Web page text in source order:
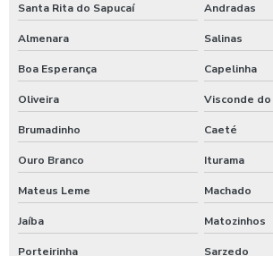
Posto de lavagem de caminhões
Preço de controlador de banho
Produto para higienização interna de veiculos
Produtos para lavagem de caminhões
Produtos para limpeza interna automotiva
Produtos quimico para lavagem de caminhão
Santa Rita do Sapucaí Andradas
Almenara Salinas
Boa Esperança Capelinha
Oliveira Visconde do
Brumadinho Caeté
Ouro Branco Iturama
Mateus Leme Machado
Jaíba Matozinhos
Porteirinha Sarzedo